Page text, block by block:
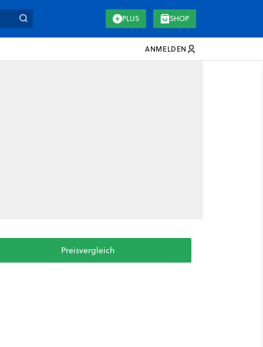
PLUS SHOP
ANMELDEN
Preisvergleich